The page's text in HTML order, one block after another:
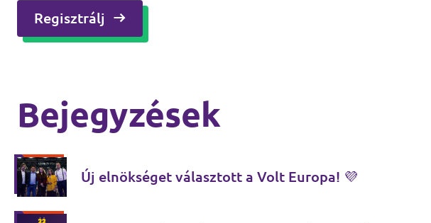
Regisztrálj
Bejegyzések
Új elnökséget választott a Volt Europa! 💜